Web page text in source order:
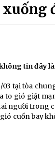
tin đây
tại tòa
to gió giật
người trong
cuốn bay